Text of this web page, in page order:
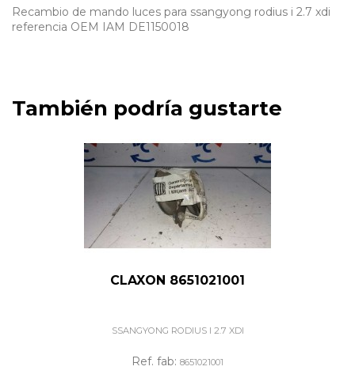
Recambio de mando luces para ssangyong rodius i 2.7 xdi
referencia OEM IAM DE1150018
También podría gustarte
CLAXON 8651021001
SSANGYONG RODIUS I 2.7 XDI
Ref. fab: 8651021001